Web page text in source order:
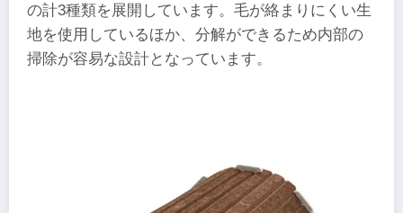
の計3種類を展開しています。毛が絡まりにくい生
地を使用しているほか、分解ができるため内部の
掃除が容易な設計となっています。